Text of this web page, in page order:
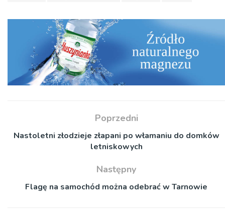
Poprzedni
Nastoletni złodzieje złapani po włamaniu do domków
letniskowych
Następny
Flagę na samochód można odebrać w Tarnowie